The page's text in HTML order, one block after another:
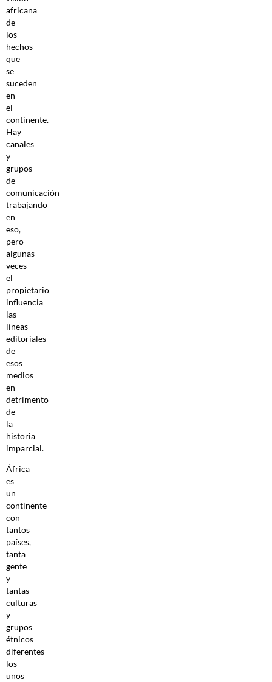
africana
de
los
hechos
que
se
suceden
en
el
continente.
Hay
canales
y
grupos
de
comunicación
trabajando
en
eso,
pero
algunas
veces
el
propietario
influencia
las
líneas
editoriales
de
esos
medios
en
detrimento
de
la
historia
imparcial.
África
es
un
continente
con
tantos
países,
tanta
gente
y
tantas
culturas
y
grupos
étnicos
diferentes
los
unos